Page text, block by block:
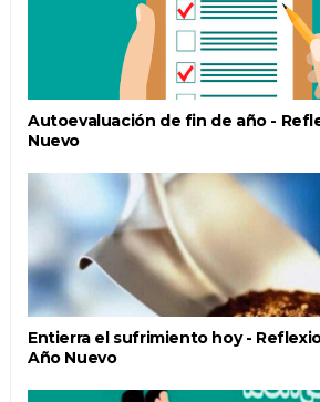
Autoevaluación de fin de año -
Nuevo
Entierra el sufrimiento hoy -
Año Nuevo